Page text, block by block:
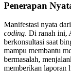
Penerapan
Manifestasi nyata
coding. Di ranah ini,
berkonsultasi saat
mampu membantu
bermasalah,
memberikan laporan